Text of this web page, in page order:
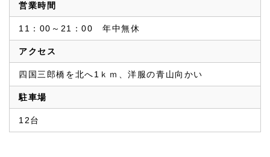
営業時間
11：00～21：00　年中無休
アクセス
四国三郎橋を北へ1ｋｍ、洋服の青山向かい
駐車場
12台